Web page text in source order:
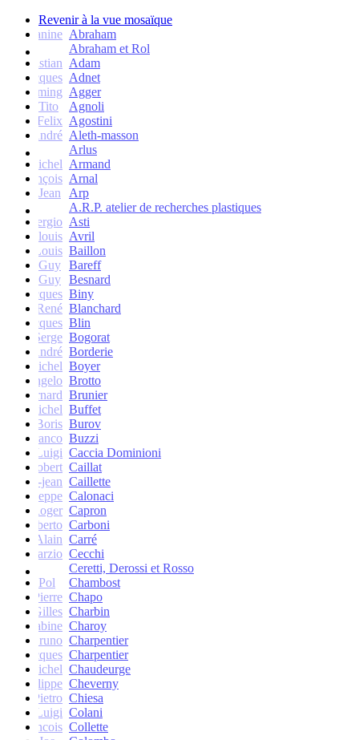
Revenir à la vue mosaïque
Janine Abraham
Abraham et Rol
Christian Adam
Jacques Adnet
Flemming Agger
Tito
Agnoli
Felix Agostini
André Aleth-masson
Arlus
Michel Armand
François Arnal
Jean
Arp
A.R.P. atelier de recherches plastiques
Sergio Asti
Jean-louis Avril
Louis Baillon
Guy Bareff
Guy Besnard
Jacques Biny
René Blanchard
Jacques Blin
Serge Bogorat
André Borderie
Michel Boyer
Angelo Brotto
Bernard Brunier
Michel Buffet
Boris Burov
Franco Buzzi
Luigi Caccia Dominioni
Robert Caillat
René-jean Caillette
Giuseppe Calonaci
Roger Capron
Erberto Carboni
Alain Carré
Marzio Cecchi
Ceretti, Derossi et Rosso
Pol
Chambost
Pierre Chapo
Gilles Charbin
Sabine Charoy
Bruno Charpentier
Jacques Charpentier
Jean-Michel Chaudeurge
Philippe Cheverny
Pietro Chiesa
Luigi Colani
francois Collette